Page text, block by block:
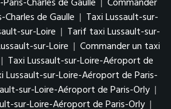
de Gaulle | Taxi Lussault-sur-
sur-Loire | Tarif taxi Lussault-sur-
sur-Loire | Commander un taxi
| Taxi Lussault-sur-Loire-Aéroport de
Lussault-sur-Loire-Aéroport de Paris-
sur-Loire-Aéroport de Paris-Orly |
sur-Loire-Aéroport de Paris-Orly |